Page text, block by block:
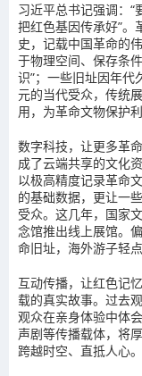
习近平总书记强调：“
把红色基因传承好”。
史，记载中国革命的
于物理空间、保存条
识”；一些旧址因年代
元的当代受众，传统
用，为革命文物保护
数字科技，让更多革
成了云端共享的文化
以极高精度记录革命
的基础数据，更让一
受众。这几年，国家
念馆推出线上展馆。
命旧址，海外游子轻
互动传播，让红色记
载的真实故事。过去
观众在亲身体验中体
声剧等传播载体，将
跨越时空、直抵人心。